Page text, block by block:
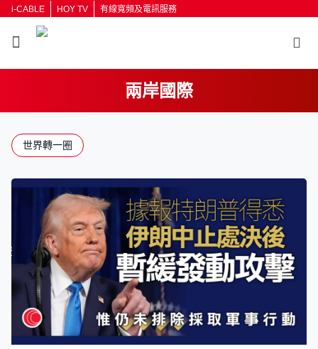
i-CABLE HOY TV 有線寬頻及電訊服務
兩岸國際
世界轉一圈